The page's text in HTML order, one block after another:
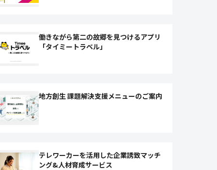
働きながら第二の故郷を見つけるアプリ
「タイミートラベル」
地方創生 課題解決支援メニューのご案内
テレワーカーを活用した企業誘致マッチ
ング&人材育成サービス